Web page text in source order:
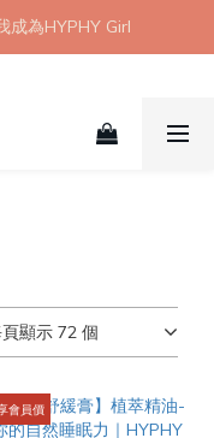
取貨不付款免運
成為HYPHY Girl
取貨不付款免運
顯示 72 個
會員價